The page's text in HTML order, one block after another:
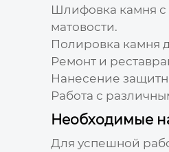
Шлифовка камня с
матовости.
Полировка камня
Ремонт и
Нанесение
Работа с
Необходимые
Для успешной